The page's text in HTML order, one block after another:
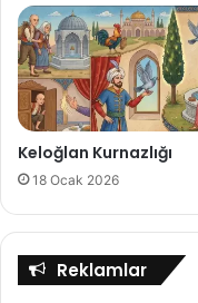
Keloğlan Kurnazlığı
18 Ocak 2026
Reklamlar